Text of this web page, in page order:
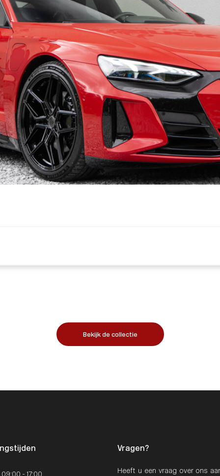
Bekijk de collectie
Vragen?
Heeft u een vraag over ons